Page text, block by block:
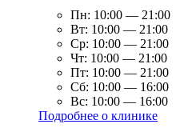
Пн: 10:00 — 21:00
Вт: 10:00 — 21:00
Ср: 10:00 — 21:00
Чт: 10:00 — 21:00
Пт: 10:00 — 21:00
Сб: 10:00 — 16:00
Вс: 10:00 — 16:00
Подробнее о клинике